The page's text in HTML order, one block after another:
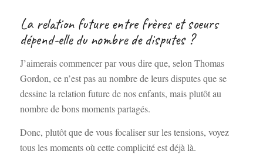
La relation future entre frères et soeurs
dépend-elle du nombre de disputes ?
J’aimerais commencer par vous dire que, selon Thomas
Gordon, ce n’est pas au nombre de leurs disputes que se
dessine la relation future de nos enfants, mais plutôt au
nombre de bons moments partagés.
Donc, plutôt que de vous focaliser sur les tensions, voyez
tous les moments où cette complicité est déjà là.